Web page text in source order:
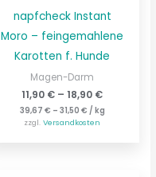
napfcheck Instant
Moro – feingemahlene
Karotten f. Hunde
Magen-Darm
11,90 € –18,90 €
39,67 € – 31,50 € / kg
zzgl.Versandkosten